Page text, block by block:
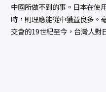
中國所做不到的事。日本在使
時，則理應能從中獲益良多。
交會的19世紀至今，台灣人對